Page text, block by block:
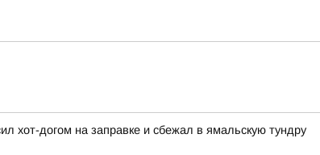
хот-догом на заправке и сбежал в ямальскую тундру